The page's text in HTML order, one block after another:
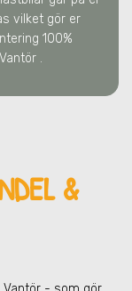
vilket gör er
100%
.
&